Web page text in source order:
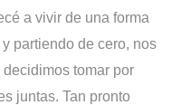
a vivir de una forma
partiendo de cero, nos
tomar por
juntas. Tan pronto